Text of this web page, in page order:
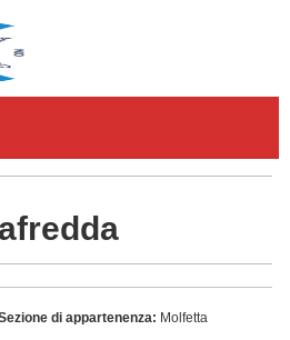
di appartenenza: Molfetta